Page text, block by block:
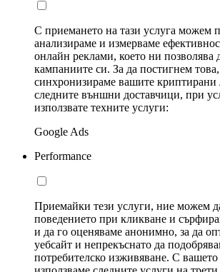
С приемането на тази услуга можем
анализираме и измерваме
онлайн реклами, което ни позволява
кампаниите си. За да постигнем
синхронизираме вашите
следните външни доставчици, при
използвате техните услуги:
Google Ads
Performance
Приемайки тези услуги, ние можем
поведението при кликване и
и да го оценяваме анонимно, за да
уебсайт и непрекъснато да
потребителско изживяване. С вашето